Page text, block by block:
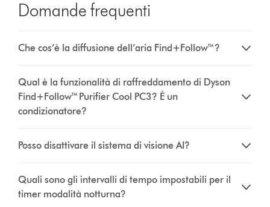
Domande frequenti
Che cos’è la diffusione dell’aria Find+Follow™?
Qual è la funzionalità di raffreddamento di Dyson
Find+Follow™ Purifier Cool PC3? È un
condizionatore?
Posso disattivare il sistema di visione AI?
Quali sono gli intervalli di tempo impostabili per il
timer modalità notturna?